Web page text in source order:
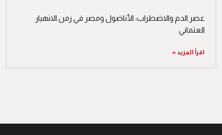
عصر الدم والاضطراب: الأناضول ومصر في زمن الانهيار
العثماني
اقرأ المزيد »